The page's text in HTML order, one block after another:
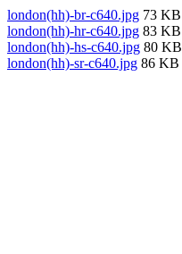
london(hh)-br-c640.jpg 73 KB
london(hh)-hr-c640.jpg 83 KB
london(hh)-hs-c640.jpg 80 KB
london(hh)-sr-c640.jpg 86 KB